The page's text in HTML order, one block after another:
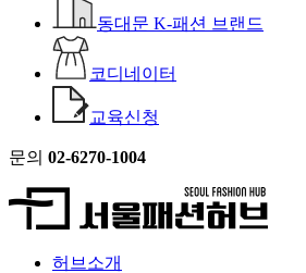
동대문 K-패션 브랜드
코디네이터
교육신청
문의 02-6270-1004
허브소개